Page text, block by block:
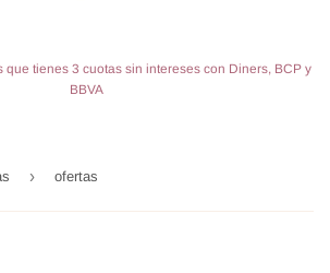
que tienes 3 cuotas sin intereses con Diners, BCP y
BBVA
› ofertas